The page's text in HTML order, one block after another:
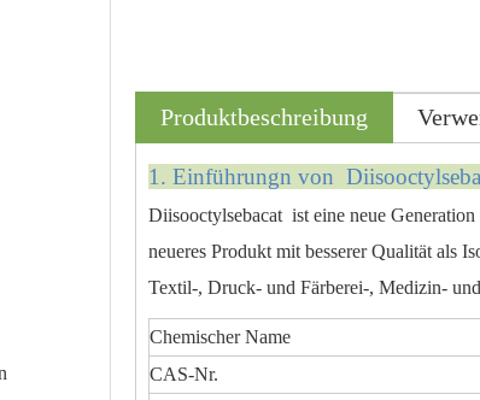
Produktbeschreibung
1. Einführungn von
Diisooctylsebacat ist eine neue
neueres Produkt mit besserer Qualität als
Textil-, Druck- und Färberei-, Medizin-
Chemischer Name
CAS-Nr.